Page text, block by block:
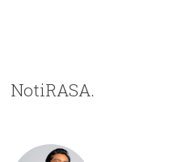
NotiRASA.